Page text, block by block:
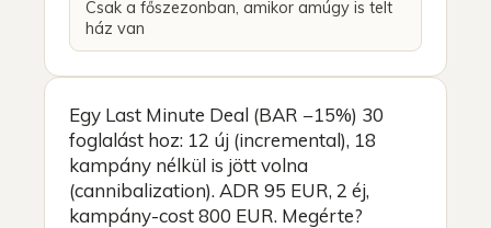
Csak a főszezonban, amikor amúgy is telt
ház van
Egy Last Minute Deal (BAR −15%) 30
foglalást hoz: 12 új (incremental), 18
kampány nélkül is jött volna
(cannibalization). ADR 95 EUR, 2 éj,
kampány-cost 800 EUR. Megérte?